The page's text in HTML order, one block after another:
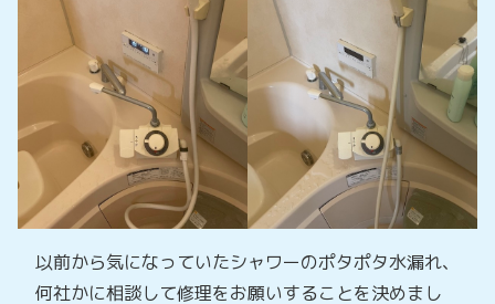
以前から気になっていたシャワーのポタポタ水漏れ、
何社かに相談して修理をお願いすることを決めまし